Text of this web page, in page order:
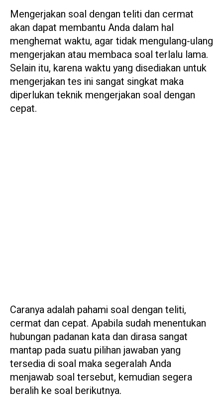
Mengerjakan soal dengan teliti dan cermat
akan dapat membantu Anda dalam hal
menghemat waktu, agar tidak mengulang-ulang
mengerjakan atau membaca soal terlalu lama.
Selain itu, karena waktu yang disediakan untuk
mengerjakan tes ini sangat singkat maka
diperlukan teknik mengerjakan soal dengan
cepat.
Caranya adalah pahami soal dengan teliti,
cermat dan cepat. Apabila sudah menentukan
hubungan padanan kata dan dirasa sangat
mantap pada suatu pilihan jawaban yang
tersedia di soal maka segeralah Anda
menjawab soal tersebut, kemudian segera
beralih ke soal berikutnya.